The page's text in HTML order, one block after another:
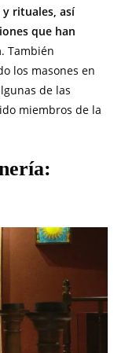
rituales, así
que han
. También
los masones en
de las
miembros de la